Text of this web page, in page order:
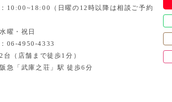
10:00~18:00（日曜の12時以降は相談ご予約
曜・祝日
06-4950-4333
台（店舗まで徒歩1分）
急「武庫之荘」駅 徒歩6分